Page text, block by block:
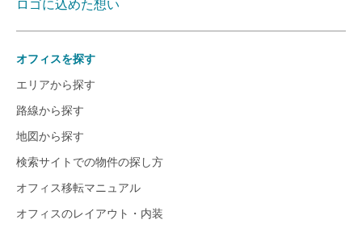
ロゴに込めた想い
オフィスを探す
エリアから探す
路線から探す
地図から探す
検索サイトでの物件の探し方
オフィス移転マニュアル
オフィスのレイアウト・内装